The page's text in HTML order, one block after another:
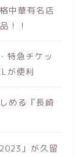
中華有名店
！！
特急チケッ
が便利
める『長崎
」が久留